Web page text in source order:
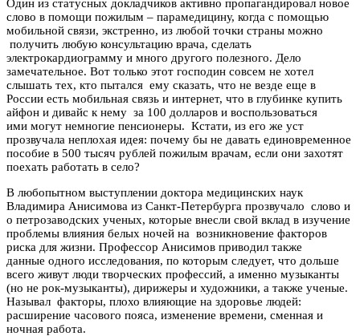
Один из статусных докладчиков активно пропагандировал новое
слово в помощи пожилым – парамедицину, когда с помощью
мобильной связи, экстренно, из любой точки страны можно
получить любую консультацию врача, сделать
электрокардиограмму и много другого полезного. Дело
замечательное. Вот только этот господин совсем не хотел
слышать тех, кто пытался ему сказать, что не везде еще в
России есть мобильная связь и интернет, что в глубинке купить
айфон и дивайс к нему за 100 долларов и воспользоваться
ими могут немногие пенсионеры. Кстати, из его же уст
прозвучала неплохая идея: почему бы не давать единовременное
пособие в 500 тысяч рублей пожилым врачам, если они захотят
поехать работать в село?
В любопытном выступлении доктора медицинских наук
Владимира Анисимова из Санкт-Петербурга прозвучало слово и
о петрозаводских ученых, которые внесли свой вклад в изучение
проблемы влияния белых ночей на возникновение факторов
риска для жизни. Профессор Анисимов приводил также
данные одного исследования, по которым следует, что дольше
всего живут люди творческих профессий, а именно музыканты
(но не рок-музыканты), дирижеры и художники, а также ученые.
Называл факторы, плохо влияющие на здоровье людей:
расширение часового пояса, изменение времени, сменная и
ночная работа.